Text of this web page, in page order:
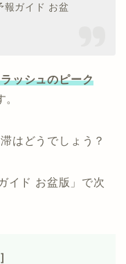
報ガイド お盆
ッシュのピーク
はどうでしょう？
イド お盆版」で次